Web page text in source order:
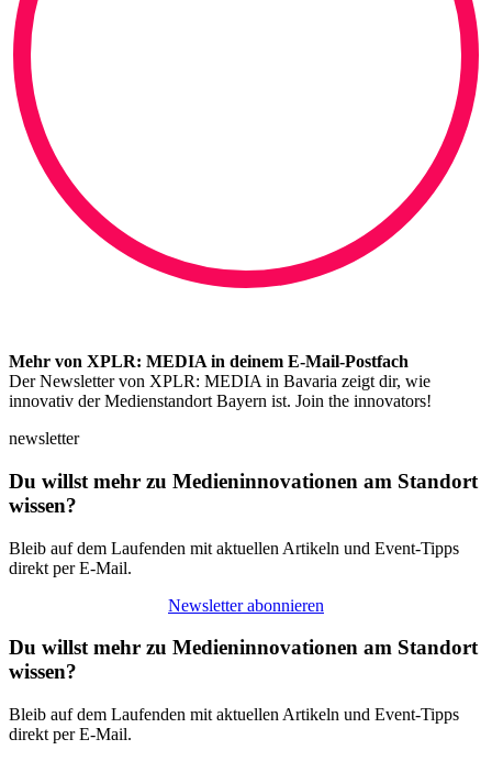
Mehr von XPLR: MEDIA in deinem E-Mail-Postfach
Der Newsletter von XPLR: MEDIA in Bavaria zeigt dir, wie
innovativ der Medienstandort Bayern ist. Join the innovators!
newsletter
Du willst mehr zu Medieninnovationen am Standort
wissen?
Bleib auf dem Laufenden mit aktuellen Artikeln und Event-Tipps
direkt per E-Mail.
Newsletter abonnieren
Du willst mehr zu Medieninnovationen am Standort
wissen?
Bleib auf dem Laufenden mit aktuellen Artikeln und Event-Tipps
direkt per E-Mail.